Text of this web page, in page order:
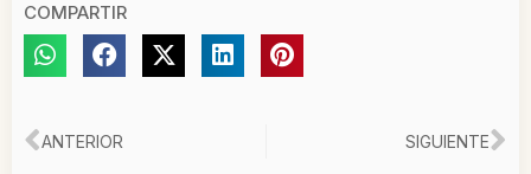
COMPARTIR
Ant
ANTERIOR SIGUIENTE